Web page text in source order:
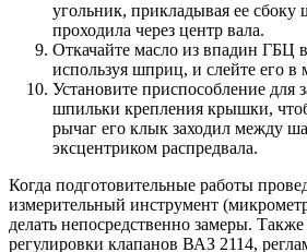
угольник, прикладывая ее сбоку
проходила через центр вала.
Откачайте масло из впадин ГБЦ
используя шприц, и слейте его в
Установите приспособление для
шпильки крепления крышки,
рычаг его клык заходил между
эксцентриком распредвала.
Когда подготовительные работы
измерительный инструмент
делать непосредственно замеры. Также
регулировки клапанов ВАЗ 2114,